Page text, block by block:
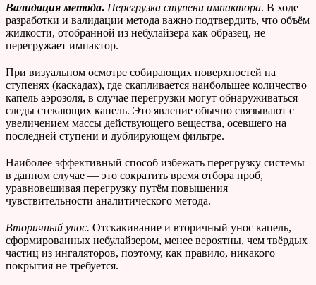
Валидация метода. Перегрузка ступени импактора. В ходе
разработки и валидации метода важно подтвердить, что объём
жидкости, отобранной из небулайзера как образец, не
перегружает импактор.
При визуальном осмотре собирающих поверхностей на
ступенях (каскадах), где скапливается наибольшее количество
капель аэрозоля, в случае перегрузки могут обнаруживаться
следы стекающих капель. Это явление обычно связывают с
увеличением массы действующего вещества, осевшего на
последней ступени и дублирующем фильтре.
Наиболее эффективный способ избежать перегрузку системы
в данном случае — это сократить время отбора проб,
уравновешивая перегрузку путём повышения
чувствительности аналитического метода.
Вторичный унос. Отскакивание и вторичный унос капель,
сформированных небулайзером, менее вероятны, чем твёрдых
частиц из ингаляторов, поэтому, как правило, никакого
покрытия не требуется.